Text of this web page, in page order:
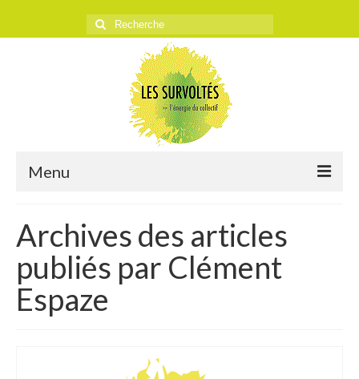
Rechercher
:
Menu
L’ASSOCIATION
Historique
Objectifs
Archives des articles
publiés par Clément
Espaze